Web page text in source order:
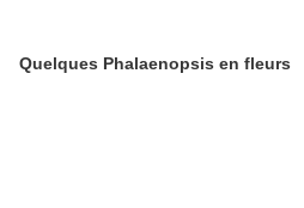
Quelques Phalaenopsis en fleurs